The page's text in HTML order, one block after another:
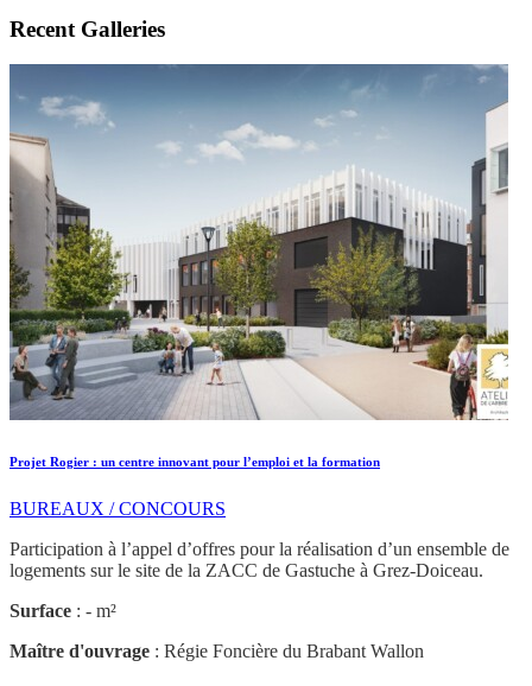
Recent Galleries
Projet Rogier : un centre innovant pour l’emploi et la formation
BUREAUX / CONCOURS
Participation à l’appel d’offres pour la réalisation d’un ensemble de
logements sur le site de la ZACC de Gastuche à Grez-Doiceau.
Surface : - m²
Maître d'ouvrage : Régie Foncière du Brabant Wallon